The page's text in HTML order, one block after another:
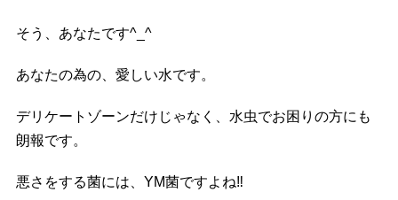
そう、あなたです^_^
あなたの為の、愛しい水です。
デリケートゾーンだけじゃなく、水虫でお困りの方にも
朗報です。
悪さをする菌には、YM菌ですよね‼️